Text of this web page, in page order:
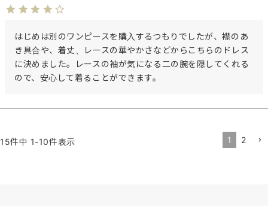
はじめは別のワンピースを購入するつもりでしたが、襟のあ
き具合や、着丈、レースの華やかさなどからこちらのドレス
に決めました。レースの袖が気になる二の腕を隠してくれる
ので、安心して着ることができます。
15件中 1-10件表示 1 2